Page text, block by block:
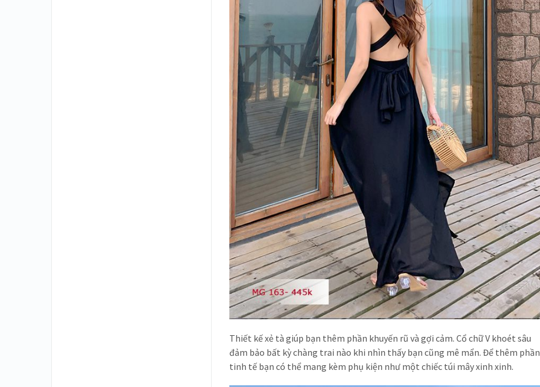
Thiết kế xẻ tà giúp bạn thêm phần khuyến rũ và gợi cảm. Cổ chữ V khoét sâu
đảm bảo bất kỳ chàng trai nào khi nhìn thấy bạn cũng mê mẩn. Để thêm phần
tinh tế bạn có thể mang kèm phụ kiện như một chiếc túi mây xinh xinh.